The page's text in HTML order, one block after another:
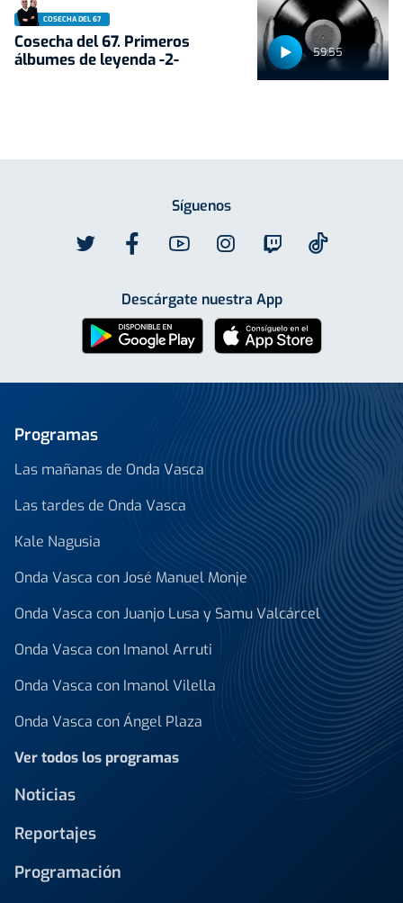
59:55
COSECHA DEL 67
Cosecha del 67. Primeros
álbumes de leyenda -2-
Síguenos
Descárgate nuestra App
Programas
Las mañanas de Onda Vasca
Las tardes de Onda Vasca
Kale Nagusia
Onda Vasca con José Manuel Monje
Onda Vasca con Juanjo Lusa y Samu Valcárcel
Onda Vasca con Imanol Arruti
Onda Vasca con Imanol Vilella
Onda Vasca con Ángel Plaza
Ver todos los programas
Noticias
Reportajes
Programación